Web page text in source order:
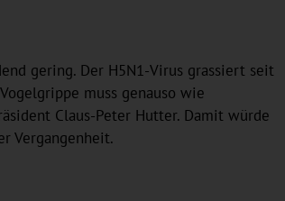
gering. Der H5N1-Virus grassiert seit
muss genauso wie
Claus-Peter Hutter. Damit würde
Vergangenheit.